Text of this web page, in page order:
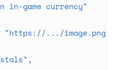
in-game currency"
"https://.../image.png"
,